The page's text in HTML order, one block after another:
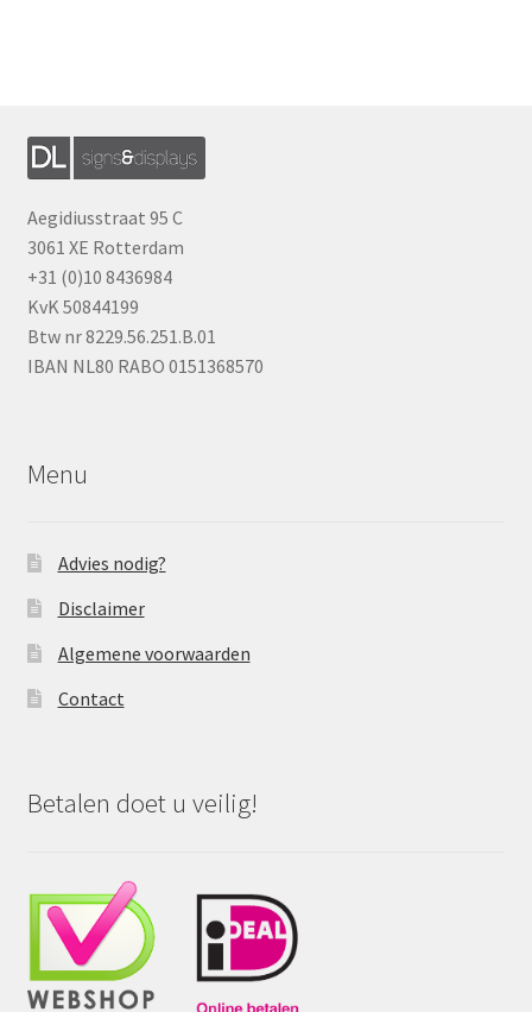
Aegidiusstraat 95 C
3061 XE Rotterdam
+31 (0)10 8436984
KvK 50844199
Btw nr 8229.56.251.B.01
IBAN NL80 RABO 0151368570
Menu
Advies nodig?
Disclaimer
Algemene voorwaarden
Contact
Betalen doet u veilig!